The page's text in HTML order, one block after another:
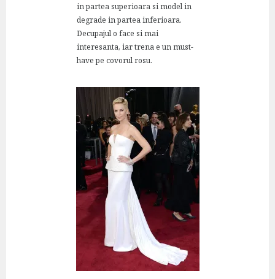
in partea superioara si model in
degrade in partea inferioara.
Decupajul o face si mai
interesanta, iar trena e un must-
have pe covorul rosu.